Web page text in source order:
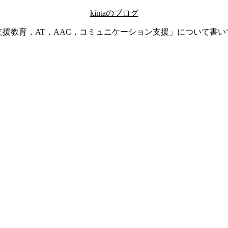
kintaのブログ
援教育，AT，AAC，コミュニケーション支援」について書